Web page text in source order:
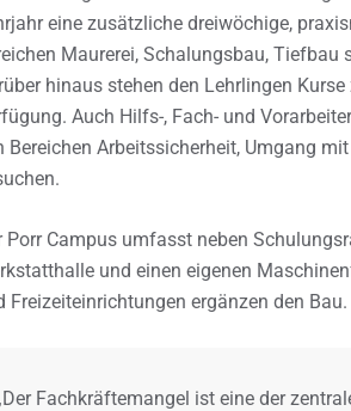
eine zusätzliche dreiwöchige,
Maurerei, Schalungsbau,
hinaus stehen den Lehrlingen
Auch Hilfs-, Fach- und
Bereichen Arbeitssicherheit, Umgang
Porr Campus umfasst neben
und einen eigenen
Freizeiteinrichtungen ergänzen den Bau.
Fachkräftemangel ist eine der